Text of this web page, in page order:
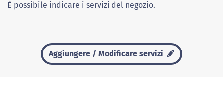
È possibile indicare i servizi del negozio.
Aggiungere / Modificare servizi